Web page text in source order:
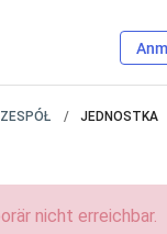
ZESPÓŁ JEDNOSTKA
nicht erreichbar.